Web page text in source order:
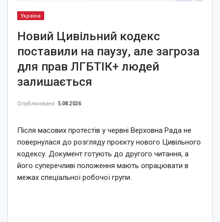
Україна
Новий Цивільний кодекс
поставили на паузу, але загроза
для прав ЛГБТІК+ людей
залишається
Опубліковано 5.08.2026
Після масових протестів у червні Верховна Рада не
повернулася до розгляду проєкту нового Цивільного
кодексу. Документ готують до другого читання, а
його суперечливі положення мають опрацювати в
межах спеціальної робочої групи.